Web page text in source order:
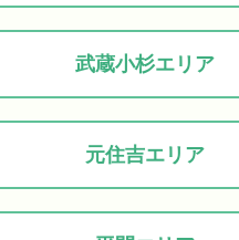
武蔵小杉エリア
元住吉エリア